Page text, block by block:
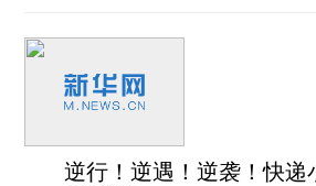
逆行！逆遇！逆袭！快